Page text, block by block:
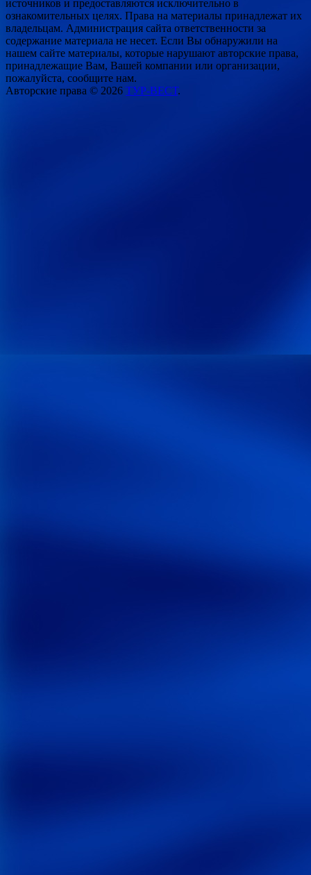
источников и предоставляются исключительно в
ознакомительных целях. Права на материалы принадлежат их
владельцам. Администрация сайта ответственности за
содержание материала не несет. Если Вы обнаружили на
нашем сайте материалы, которые нарушают авторские права,
принадлежащие Вам, Вашей компании или организации,
пожалуйста, сообщите нам.
Авторские права © 2026 ТУР-ВЕСТ.